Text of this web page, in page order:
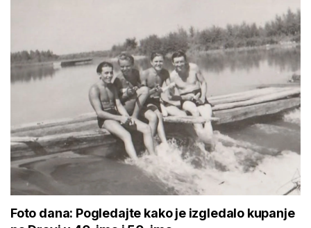
Foto dana: Pogledajte kako je izgledalo kupanje